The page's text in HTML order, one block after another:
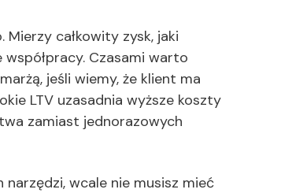
całkowity zysk, jaki
Czasami warto
jeśli wiemy, że klient ma
LTV uzasadnia wyższe koszty
zamiast jednorazowych
wcale nie musisz mieć